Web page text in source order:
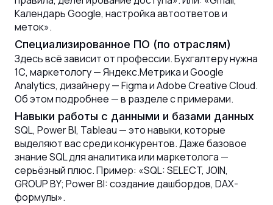
Календарь Google, настройка автоответов и
меток».
Специализированное ПО (по отраслям)
Здесь всё зависит от профессии. Бухгалтеру нужна
1С, маркетологу — Яндекс.Метрика и Google
Analytics, дизайнеру — Figma и Adobe Creative Cloud.
Об этом подробнее — в разделе с примерами.
Навыки работы с данными и базами данных
SQL, Power BI, Tableau — это навыки, которые
выделяют вас среди конкурентов. Даже базовое
знание SQL для аналитика или маркетолога —
серьёзный плюс. Пример: «SQL: SELECT, JOIN,
GROUP BY; Power BI: создание дашбордов, DAX-
формулы».